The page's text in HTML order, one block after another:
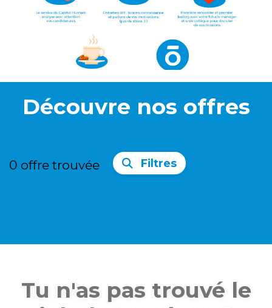
Découvre nos offres
0 offre trouvée Filtres
Tu n'as pas trouvé le